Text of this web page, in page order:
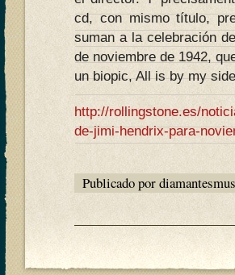
cd, con mismo título,
suman a la celebración
de noviembre de 1942,
un biopic, All is by my
http://rollingstone.es/
de-jimi-hendrix-para-
Publicado por